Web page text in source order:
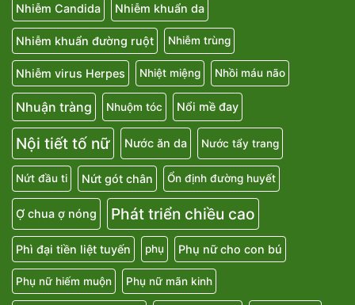
Nhiễm Candida Nhiễm khuẩn da
Nhiễm khuẩn đường ruột Nhiễm trùng
Nhiễm virus Herpes Nhiệt miệng Nhồi máu não
Nhuận tràng Nhuộm tóc Nổi mề đay
Nội tiết tố nữ Nước ăn da Nước tẩy trang
Nứt đầu ti Nứt gót chân Ổn định đường huyết
Ợ chua ợ nóng Phát triển chiều cao
Phì đại tiền liệt tuyến phụ Phụ nữ cho con bú
Phụ nữ hiếm muộn Phụ nữ mãn kinh